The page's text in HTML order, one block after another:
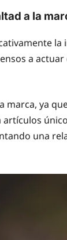
a la
a
ya
una